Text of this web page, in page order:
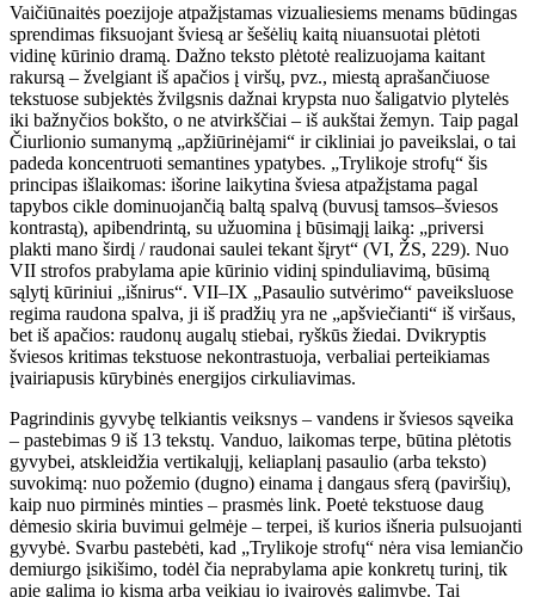
Vaičiūnaitės poezijoje atpažįstamas vizualiesiems menams būdingas
sprendimas fiksuojant šviesą ar šešėlių kaitą niuansuotai plėtoti
vidinę kūrinio dramą. Dažno teksto plėtotė realizuojama kaitant
rakursą – žvelgiant iš apačios į viršų, pvz., miestą aprašančiuose
tekstuose subjektės žvilgsnis dažnai krypsta nuo šaligatvio plytelės
iki bažnyčios bokšto, o ne atvirkščiai – iš aukštai žemyn. Taip pagal
Čiurlionio sumanymą „apžiūrinėjami“ ir cikliniai jo paveikslai, o tai
padeda koncentruoti semantines ypatybes. „Trylikoje strofų“ šis
principas išlaikomas: išorine laikytina šviesa atpažįstama pagal
tapybos cikle dominuojančią baltą spalvą (buvusį tamsos–šviesos
kontrastą), apibendrintą, su užuomina į būsimąjį laiką: „priversi
plakti mano širdį / raudonai saulei tekant šįryt“ (VI, ŽS, 229). Nuo
VII strofos prabylama apie kūrinio vidinį spinduliavimą, būsimą
sąlytį kūriniui „išnirus“. VII–IX „Pasaulio sutvėrimo“ paveiksluose
regima raudona spalva, ji iš pradžių yra ne „apšviečianti“ iš viršaus,
bet iš apačios: raudonų augalų stiebai, ryškūs žiedai. Dvikryptis
šviesos kritimas tekstuose nekontrastuoja, verbaliai perteikiamas
įvairiapusis kūrybinės energijos cirkuliavimas.
Pagrindinis gyvybę telkiantis veiksnys – vandens ir šviesos sąveika
– pastebimas 9 iš 13 tekstų. Vanduo, laikomas terpe, būtina plėtotis
gyvybei, atskleidžia vertikalųjį, keliaplanį pasaulio (arba teksto)
suvokimą: nuo požemio (dugno) einama į dangaus sferą (paviršių),
kaip nuo pirminės minties – prasmės link. Poetė tekstuose daug
dėmesio skiria buvimui gelmėje – terpei, iš kurios išneria pulsuojanti
gyvybė. Svarbu pastebėti, kad „Trylikoje strofų“ nėra visa lemiančio
demiurgo įsikišimo, todėl čia neprabylama apie konkretų turinį, tik
apie galimą jo kismą arba veikiau jo įvairovės galimybę. Tai